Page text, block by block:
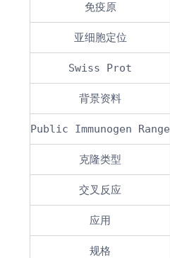
免疫原
亚细胞定位
Swiss Prot
背景资料
Public Immunogen Range
克隆类型
交叉反应
应用
规格